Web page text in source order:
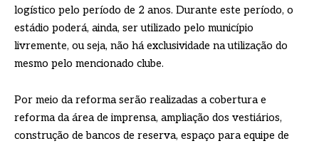
logístico pelo período de 2 anos. Durante este período, o
estádio poderá, ainda, ser utilizado pelo município
livremente, ou seja, não há exclusividade na utilização do
mesmo pelo mencionado clube.
Por meio da reforma serão realizadas a cobertura e
reforma da área de imprensa, ampliação dos vestiários,
construção de bancos de reserva, espaço para equipe de